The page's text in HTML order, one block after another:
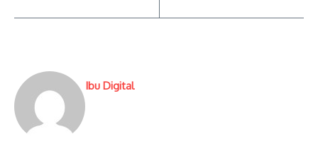
Ibu Digital